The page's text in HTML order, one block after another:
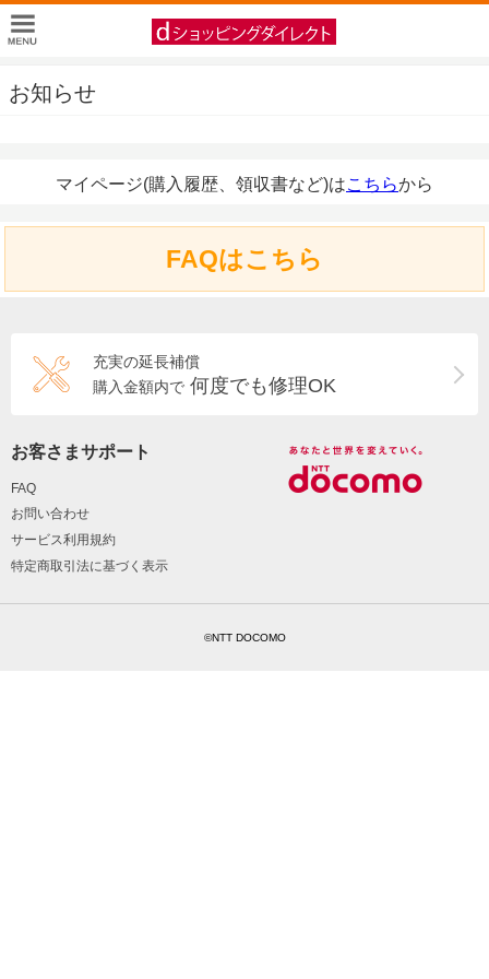
お知らせ
マイページ(購入履歴、領収書など)はこちらから
FAQはこちら
充実の延長補償
購入金額内で 何度でも修理OK
お客さまサポート
FAQ
お問い合わせ
サービス利用規約
特定商取引法に基づく表示
©NTT DOCOMO